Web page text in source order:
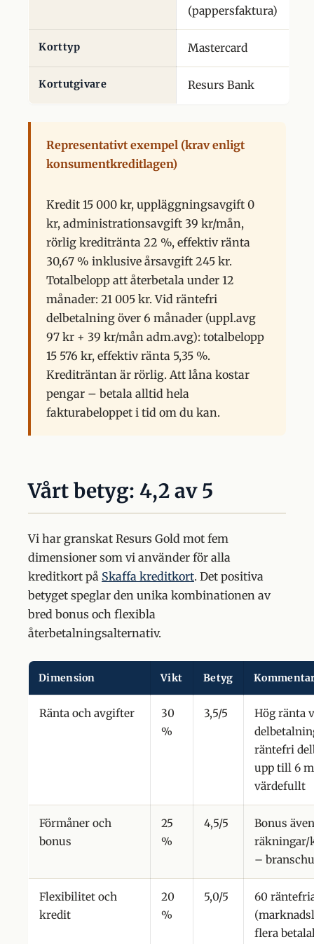
(pappersfaktura)
Korttyp Mastercard
Kortutgivare Resurs Bank
Representativt exempel (krav enligt
konsumentkreditlagen)
Kredit 15 000 kr, uppläggningsavgift 0
kr, administrationsavgift 39 kr/mån,
rörlig kreditränta 22 %, effektiv ränta
30,67 % inklusive årsavgift 245 kr.
Totalbelopp att återbetala under 12
månader: 21 005 kr. Vid räntefri
delbetalning över 6 månader (uppl.avg
97 kr + 39 kr/mån adm.avg): totalbelopp
15 576 kr, effektiv ränta 5,35 %.
Krediträntan är rörlig. Att låna kostar
pengar – betala alltid hela
fakturabeloppet i tid om du kan.
Vårt betyg: 4,2 av 5
Vi har granskat Resurs Gold mot fem
dimensioner som vi använder för alla
kreditkort på Skaffa kreditkort. Det positiva
betyget speglar den unika kombinationen av
bred bonus och flexibla
återbetalningsalternativ.
Dimension Vikt Betyg
Ränta och avgifter
30
%
3,5/5
Hög ränta
räntefri
upp till 6
värdefullt
Förmåner och
bonus
25
%
4,5/5
Bonus
räkningar/
–
Flexibilitet och
kredit
20
%
5,0/5
60
flera